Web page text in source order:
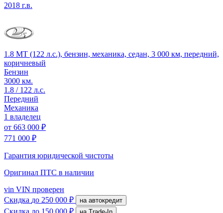
2018 г.в.
1.8 MT (122 л.с.), бензин, механика, седан, 3 000 км, передний,
коричневый
Бензин
3000 км.
1.8 / 122 л.с.
Передний
Механика
1 владелец
от 663 000 ₽
771 000 ₽
Гарантия юридической чистоты
Оригинал ПТС в наличии
vin VIN проверен
Скидка до 250 000 ₽ на автокредит
Скидка до 150 000 ₽